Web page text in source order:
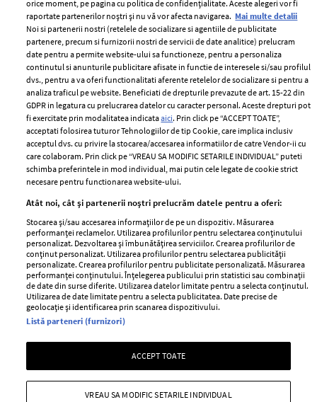
PARTENERI
Unul dintre cele mai folosite
aeroporturi din Europa își
închide complet porțile timp
de trei luni. Milioane de
pasageri, afectați
Un vecin instruit poate salva o
viață. Vezi despre ce e vorba
Intră în culisele noii colecții
Vara care te schimbă: cum
transformi fiecare amintire
într-o poveste pe care o porți
orice moment, pe pagina cu politica de confidențialitate. Aceste alegeri vor fi
raportate partenerilor noștri și nu vă vor afecta navigarea. Mai multe detalii
Noi si partenerii nostri (retelele de socializare si agentiile de publicitate
partenere, precum si furnizorii nostri de servicii de date analitice) prelucram
date pentru a permite website-ului sa functioneze, pentru a personaliza
continutul si anunturile publicitare afisate in functie de interesele si/sau profilul
dvs., pentru a va oferi functionalitati aferente retelelor de socializare si pentru a
analiza traficul pe website. Beneficiati de drepturile prevazute de art. 15-22 din
GDPR in legatura cu prelucrarea datelor cu caracter personal. Aceste drepturi pot
fi exercitate prin modalitatea indicataaici. Prin click pe “ACCEPT TOATE”,
acceptati folosirea tuturor Tehnologiilor de tip Cookie, care implica inclusiv
acceptul dvs. cu privire la stocarea/accesarea informatiilor de catre Vendor-ii cu
care colaboram. Prin click pe “VREAU SA MODIFIC SETARILE INDIVIDUAL” puteti
schimba preferintele in mod individual, mai putin cele legate de cookie strict
necesare pentru functionarea website-ului.
Atât noi, cât și partenerii noștri prelucrăm datele pentru a oferi:
Stocarea și/sau accesarea informațiilor de pe un dispozitiv. Măsurarea
performanței reclamelor. Utilizarea profilurilor pentru selectarea conținutului
personalizat. Dezvoltarea și îmbunătățirea serviciilor. Crearea profilurilor de
conținut personalizat. Utilizarea profilurilor pentru selectarea publicității
personalizate. Crearea profilurilor pentru publicitate personalizată. Măsurarea
performanței conținutului. Înțelegerea publicului prin statistici sau combinații
de date din surse diferite. Utilizarea datelor limitate pentru a selecta conținutul.
Utilizarea de date limitate pentru a selecta publicitatea. Date precise de
geolocație și identificarea prin scanarea dispozitivului.
Listă parteneri (furnizori)
ACCEPT TOATE
VREAU SA MODIFIC SETARILE INDIVIDUAL